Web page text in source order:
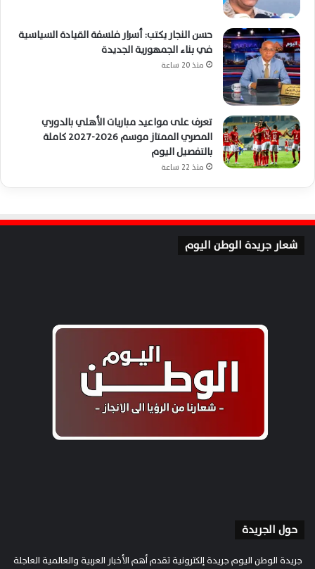
حسن النجار يكتب: أسرار فلسفة القيادة السياسية
في بناء الجمهورية الجديدة
منذ 20 ساعة
تعرف على مواعيد مباريات الأهلي بالدوري
المصري الممتاز موسم 2026-2027 كاملة
بالتفصيل اليوم
منذ 22 ساعة
شعار جريدة الوطن اليوم
حول الجريدة
جريدة الوطن اليوم جريدة إلكترونية تقدم أهم الأخبار العربية والعالمية العاجلة